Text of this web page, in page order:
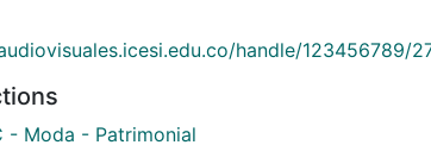
handle/123456789/
- Moda - Patrimonial